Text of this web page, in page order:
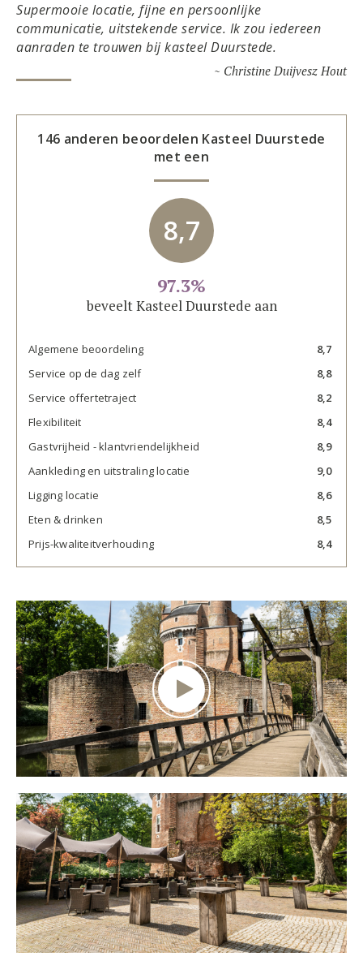
Supermooie locatie, fijne en persoonlijke
communicatie, uitstekende service. Ik zou iedereen
aanraden te trouwen bij kasteel Duurstede.
~ Christine Duijvesz Hout
146 anderen beoordelen Kasteel Duurstede
met een
8,7
97.3%
beveelt Kasteel Duurstede aan
Algemene beoordeling
8,7
Service op de dag zelf
8,8
Service offertetraject
8,2
Flexibiliteit
8,4
Gastvrijheid - klantvriendelijkheid
8,9
Aankleding en uitstraling locatie
9,0
Ligging locatie
8,6
Eten & drinken
8,5
Prijs-kwaliteitverhouding
8,4